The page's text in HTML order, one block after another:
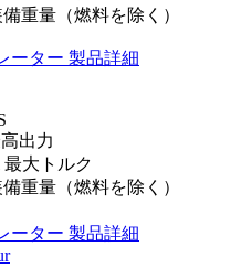
重量（燃料を除く）
ーター 製品詳細
出力
最大トルク
重量（燃料を除く）
ーター 製品詳細